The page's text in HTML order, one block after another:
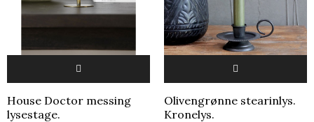
House Doctor messing
lysestage.
Olivengrønne stearinlys.
Kronelys.